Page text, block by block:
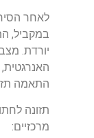
לאחר
במקביל,
יורדת.
התאמה
תזונה
מרכזיים: